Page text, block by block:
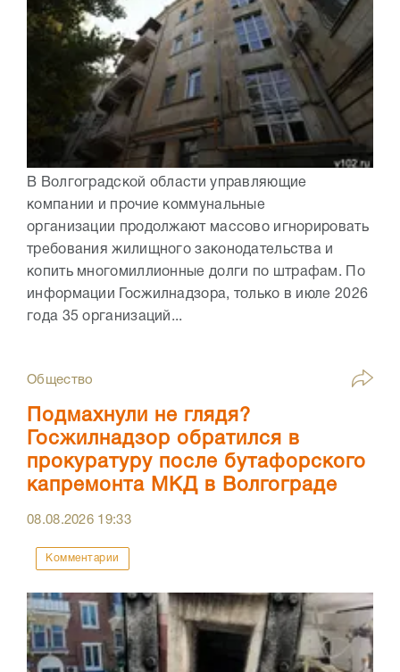
В Волгоградской области управляющие
компании и прочие коммунальные
организации продолжают массово игнорировать
требования жилищного законодательства и
копить многомиллионные долги по штрафам. По
информации Госжилнадзора, только в июле 2026
года 35 организаций...
Общество
Подмахнули не глядя?
Госжилнадзор обратился в
прокуратуру после бутафорского
капремонта МКД в Волгограде
08.08.2026 19:33
Комментарии